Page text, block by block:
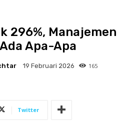
296%, Manajemen
Apa-Apa
19 Februari 2026 165
Twitter